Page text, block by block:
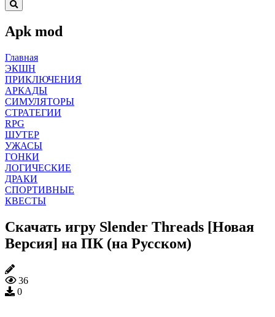
Apk mod
Главная
ЭКШН
ПРИКЛЮЧЕНИЯ
АРКАДЫ
СИМУЛЯТОРЫ
СТРАТЕГИИ
RPG
ШУТЕР
УЖАСЫ
ГОНКИ
ЛОГИЧЕСКИЕ
ДРАКИ
СПОРТИВНЫЕ
КВЕСТЫ
Скачать игру Slender Threads [Новая
Версия] на ПК (на Русском)
36
0